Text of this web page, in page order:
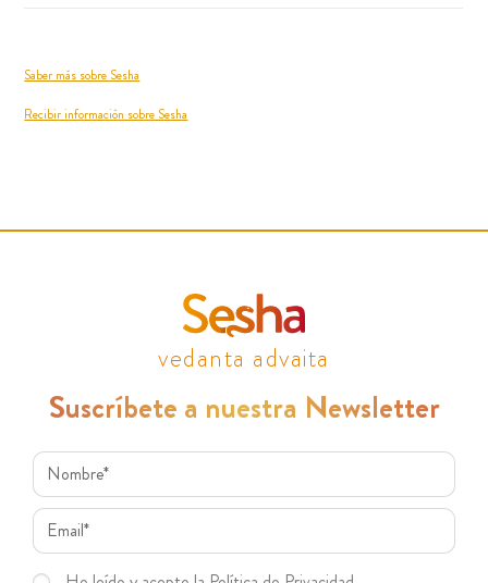
Saber más sobre Sesha
Recibir información sobre Sesha
vedanta advaita
Suscríbete a nuestra Newsletter